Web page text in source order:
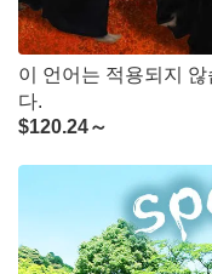
이 언어는 적용되지 않
다.
$120.24～